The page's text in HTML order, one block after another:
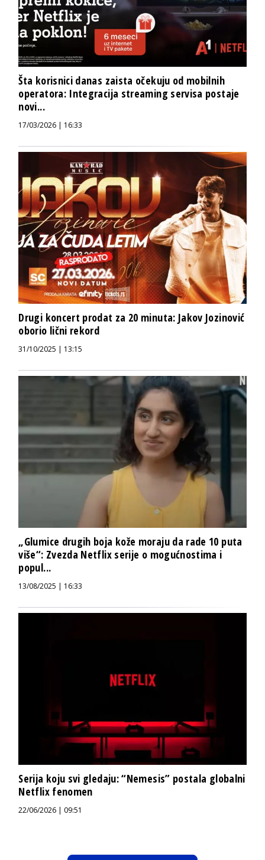
Šta korisnici danas zaista očekuju od mobilnih
operatora: Integracija streaming servisa postaje
novi...
17/03/2026 | 16:33
Drugi koncert prodat za 20 minuta: Jakov Jozinović
oborio lični rekord
31/10/2025 | 13:15
„Glumice drugih boja kože moraju da rade 10 puta
više“: Zvezda Netflix serije o mogućnostima i
popul...
13/08/2025 | 16:33
Serija koju svi gledaju: “Nemesis” postala globalni
Netflix fenomen
22/06/2026 | 09:51